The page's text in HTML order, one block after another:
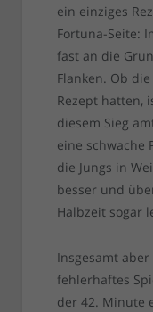
ein einziges
Fortuna-Seite:
fast an die
Flanken. Ob
Rezept hatten,
diesem Sieg
eine schwache
die Jungs in
besser und
Halbzeit sogar
Insgesamt
fehlerhaftes
der 42. Minute